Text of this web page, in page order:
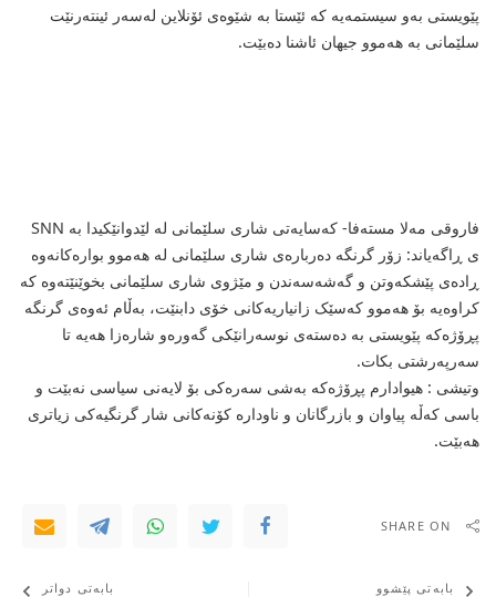
پێویستی به‌و سیستمه‌یه‌ که‌ ئێستا به‌ شێوه‌ی ئۆنلاین له‌سه‌ر ئینته‌رنێت
سلێمانی به‌ هه‌موو جیهان ئاشنا ده‌بێت.
فاروقی مه‌لا مسته‌فا- که‌سایه‌تی شاری سلێمانی له‌ لێدوانێکیدا به‌ SNN
ی ڕاگه‌یاند: زۆر گرنگه‌ ده‌رباره‌ی شاری سلێمانی له‌ هه‌موو بواره‌کانه‌وه‌
ڕاده‌ی پێشکه‌وتن و گه‌شه‌سه‌ندن و مێژوی شاری سلێمانی بخوێنێته‌وه‌ که‌
کراوه‌یه‌ بۆ هه‌موو که‌سێک زانیاریه‌کانی خۆی دابنێت، به‌ڵام ئه‌وه‌ی گرنگه‌
پڕۆژه‌که‌ پێویستی به‌ ده‌سته‌ی نوسه‌رانێکی گه‌وره‌و شاره‌زا هه‌یه‌ تا
سه‌رپه‌رشتی بکات.
وتیشی : هیوادارم پڕۆژه‌که‌ به‌شی سه‌ره‌کی بۆ لایه‌نی سیاسی نه‌بێت و
باسی که‌ڵه‌ پیاوان و بازرگانان و ناوداره‌ کۆنه‌کانی شار گرنگیه‌کی زیاتری
هه‌بێت.
SHARE ON
بابەتی پێشوو بابەتی دواتر